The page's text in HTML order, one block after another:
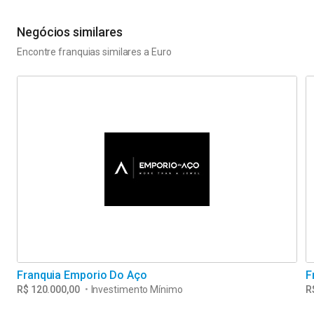
Negócios similares
Encontre franquias similares a Euro
R$ 120.000,00 • Investimento Mínimo
Franquia Emporio Do Aço